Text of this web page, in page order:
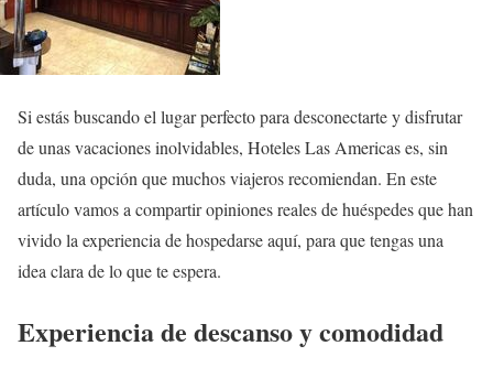
Si estás buscando el lugar perfecto para desconectarte y disfrutar
de unas vacaciones inolvidables, Hoteles Las Americas es, sin
duda, una opción que muchos viajeros recomiendan. En este
artículo vamos a compartir opiniones reales de huéspedes que han
vivido la experiencia de hospedarse aquí, para que tengas una
idea clara de lo que te espera.
Experiencia de descanso y comodidad